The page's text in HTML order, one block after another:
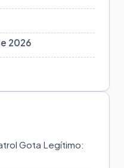
2026
Gota Legítimo: